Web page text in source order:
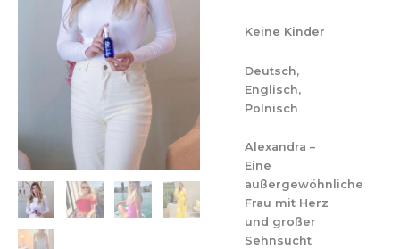
Keine Kinder
Deutsch,
Englisch,
Polnisch
Alexandra –
Eine
außergewöhnliche
Frau mit Herz
und großer
Sehnsucht